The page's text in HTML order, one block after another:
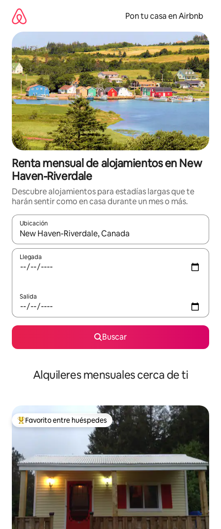
contenido
Pon tu casa en Airbnb
Renta mensual de alojamientos en New
Haven-Riverdale
Descubre alojamientos para estadías largas que te
harán sentir como en casa durante un mes o más.
Ubicación
Cuando los resultados estén disponibles, navega con las
Llegada
Salida
Buscar
Alquileres mensuales cerca de ti
Favorito entre huéspedes preferido
Favorito entre huéspedes